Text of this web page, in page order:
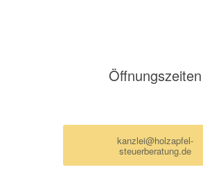
Öffnungszeiten
kanzlei@holzapfel-
steuerberatung.de